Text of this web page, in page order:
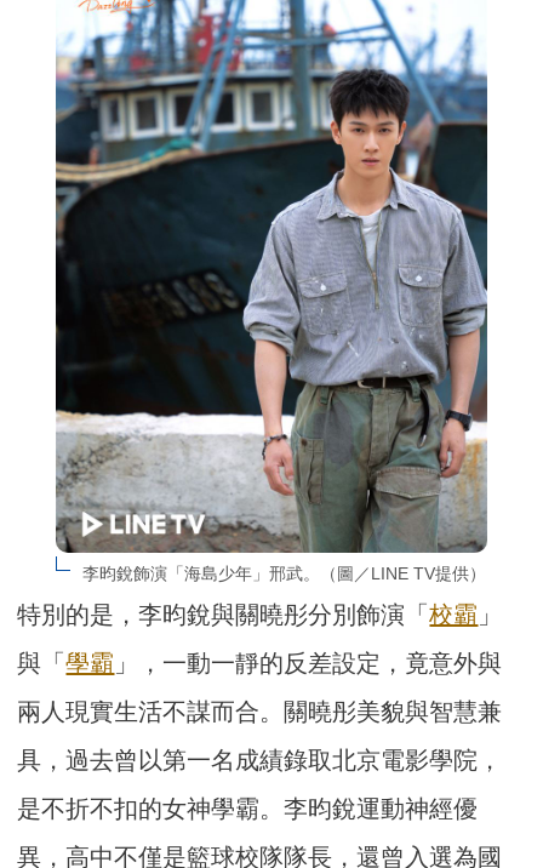
李昀銳飾演「海島少年」邢武。（圖／LINE TV提供）
特別的是，李昀銳與關曉彤分別飾演「校霸 」
與「學霸 」，一動一靜的反差設定，竟意外與
兩人現實生活不謀而合。關曉彤美貌與智慧兼
具，過去曾以第一名成績錄取北京電影學院，
是不折不扣的女神學霸。李昀銳運動神經優
異，高中不僅是籃球校隊隊長，還曾入選為國